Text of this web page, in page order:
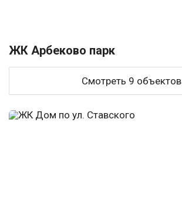
ЖК Арбеково парк
Смотреть 9 объектов